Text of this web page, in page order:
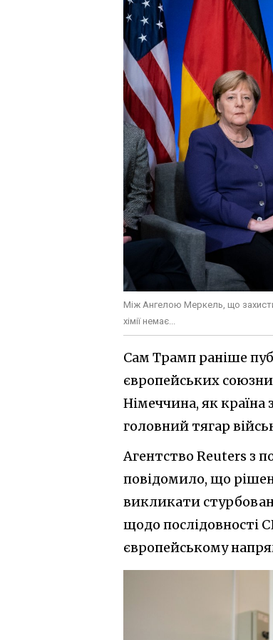
Між Ангелою Меркель, що
хімії немає...
Сам Трамп раніше
європейських
Німеччина, як країна
головний тягар
Агентство Reuters з
повідомило, що
викликати
щодо послідовності
європейському